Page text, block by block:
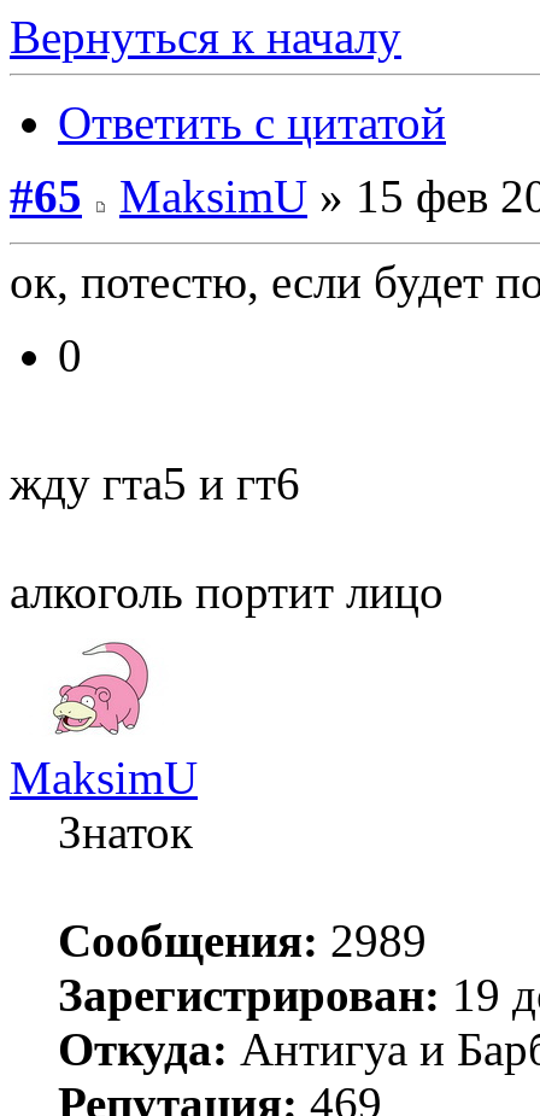
Вернуться к началу
Ответить с цитатой
#65
MaksimU » 15 фев
ок, потестю, если будет
0
жду гта5 и гт6
алкоголь портит лицо
MaksimU
Знаток
Сообщения: 2989
Зарегистрирован: 19
Откуда: Антигуа и
Репутация: 469